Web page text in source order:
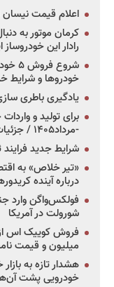
اعلام قیمت نیسان تیانا ۲۰۲۶ -
رادار این خودروساز
خودروها و شرایط
یادگیری باطری
برای تولید و
-مرداد۱۴۰۵ / جزئیات کامل اصلاحیه آیین‌نامه اجرایی ماده ۱۰
شرایط جدید
«تیر خلاص» به
درباره آینده
فولکس‌واگن وارد
شورولت در آمریکا
میلیون و قیمت
هشدار تازه به
خودرویی پشت